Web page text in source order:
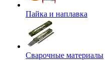
Пайка и наплавка
Сварочные материалы